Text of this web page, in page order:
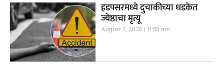
हडपसरमध्ये दुचाकीच्या धडकेत
ज्येष्ठाचा मृत्यू
August 7, 2026 11:58 am